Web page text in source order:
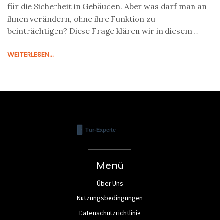
für die Sicherheit in Gebäuden. Aber was darf man an
ihnen verändern, ohne ihre Funktion zu
beinträchtigen? Diese Frage klären wir in diesem
sicherstellt, dass die Anpassungen den gesetzlichen
WEITERLESEN...
Menü
Über Uns
Nutzungsbedingungen
Datenschutzrichtlinie